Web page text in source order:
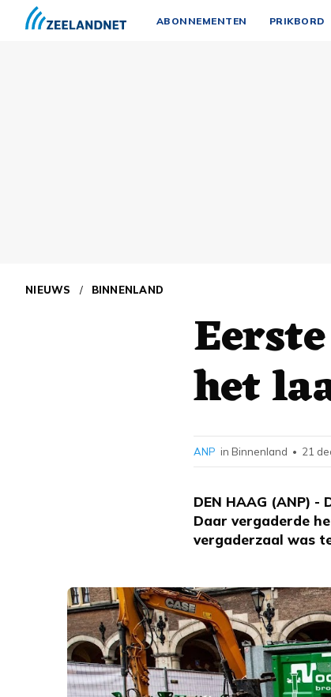
ABONNEMENTEN PRIKBORD
NIEUWS / BINNENLAND
het
DEN HAAG (ANP)
Daar vergaderde
vergaderzaal was
ANP in Binnenland • 21